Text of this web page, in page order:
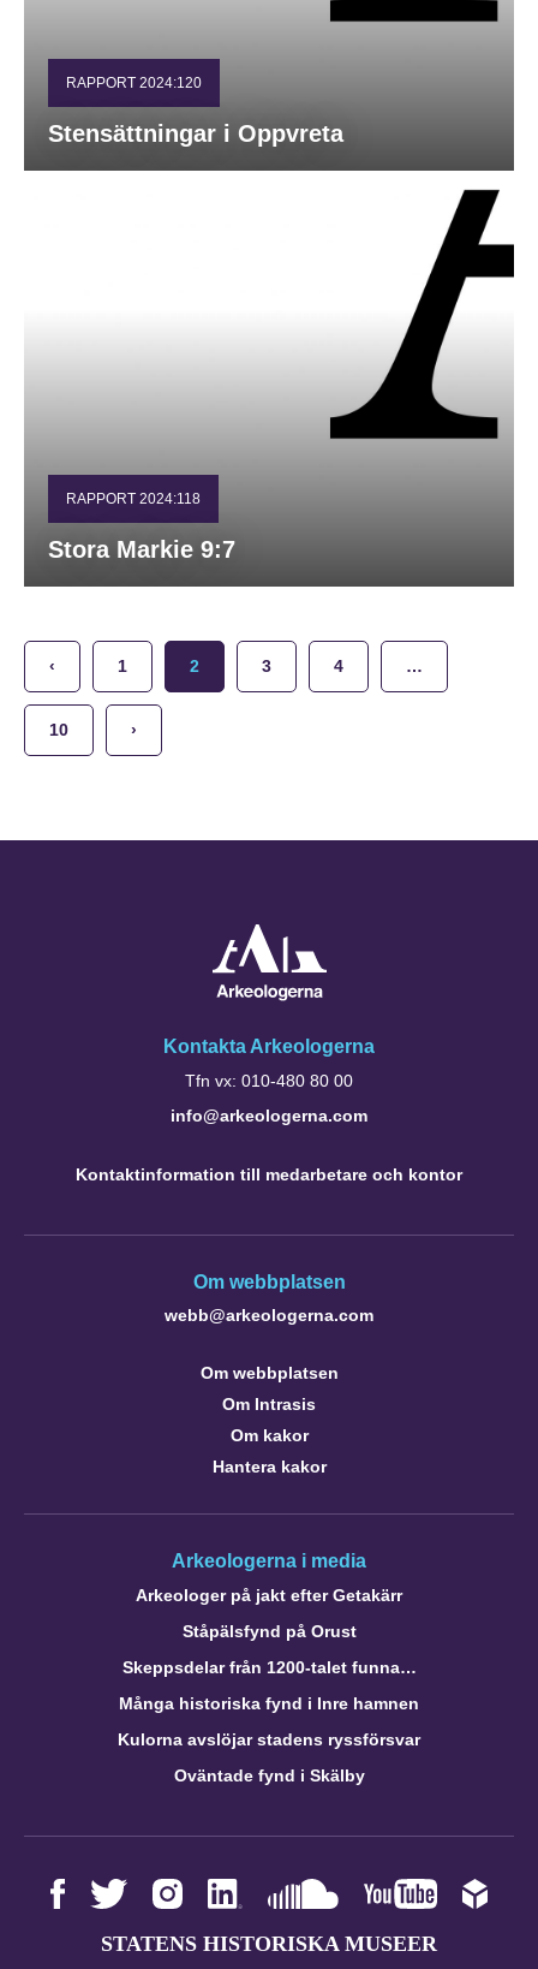
RAPPORT 2024:120
Stensättningar i Oppvreta
RAPPORT 2024:118
Stora Markie 9:7
‹ 1 2 3 4 …
10 ›
Kontakta Arkeologerna
Tfn vx: 010-480 80 00
info@arkeologerna.com
Kontaktinformation till medarbetare och kontor
Om webbplatsen
webb@arkeologerna.com
Om webbplatsen
Om Intrasis
Om kakor
Hantera kakor
Arkeologerna i media
Arkeologer på jakt efter Getakärr
Ståpälsfynd på Orust
Skeppsdelar från 1200-talet funna…
Många historiska fynd i Inre hamnen
Kulorna avslöjar stadens ryssförsvar
Oväntade fynd i Skälby
STATENS HISTORISKA MUSEER